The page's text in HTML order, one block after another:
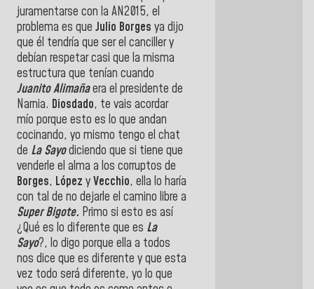
juramentarse con la AN2015, el
problema es que Julio Borges ya dijo
que él tendría que ser el canciller y
debían respetar casi que la misma
estructura que tenían cuando
Juanito Alimañaera el presidente de
Narnia. Diosdado, te vais acordar
mío porque esto es lo que andan
cocinando, yo mismo tengo el chat
de La Sayodiciendo que si tiene que
venderle el alma a los corruptos de
Borges, López yVecchio, ella lo haría
con tal de no dejarle el camino libre a
Super Bigote. Primo si esto es así
¿Qué es lo diferente que es La
Sayo?, lo digo porque ella a todos
nos dice que es diferente y que esta
vez todo será diferente, yo lo que